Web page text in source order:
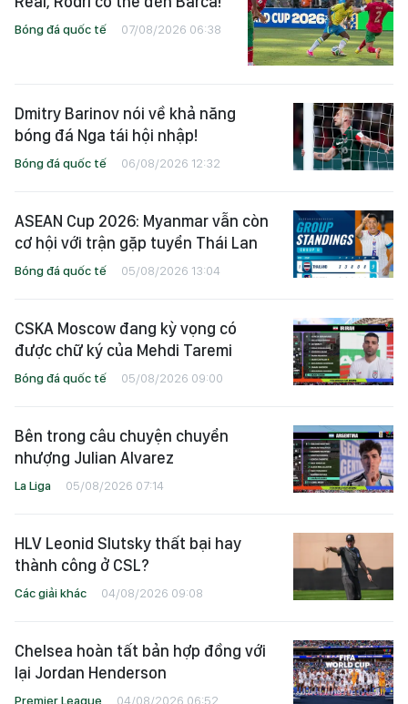
Bóng đá quốc tế 07/08/2026 06:38
Dmitry Barinov nói về khả năng
bóng đá Nga tái hội nhập!
Bóng đá quốc tế 06/08/2026 12:32
ASEAN Cup 2026: Myanmar vẫn còn
cơ hội với trận gặp tuyển Thái Lan
Bóng đá quốc tế 05/08/2026 13:04
CSKA Moscow đang kỳ vọng có
được chữ ký của Mehdi Taremi
Bóng đá quốc tế 05/08/2026 09:00
Bên trong câu chuyện chuyển
nhượng Julian Alvarez
La Liga 05/08/2026 07:14
HLV Leonid Slutsky thất bại hay
thành công ở CSL?
Các giải khác 04/08/2026 09:08
Chelsea hoàn tất bản hợp đồng với
lại Jordan Henderson
Premier League 04/08/2026 06:52